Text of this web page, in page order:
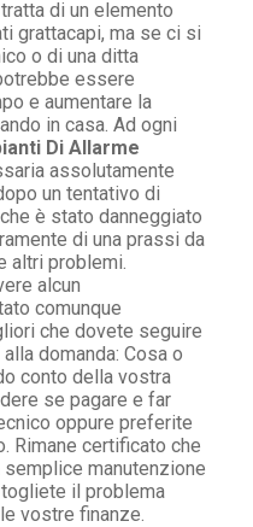
di un elemento
grattacapi, ma se ci si
o di una ditta
essere
e aumentare la
in casa. Ad ogni
Di Allarme
assolutamente
un tentativo di
è stato danneggiato
di una prassi da
altri problemi.
alcun
comunque
che dovete seguire
domanda: Cosa o
conto della vostra
se pagare e far
oppure preferite
Rimane certificato che
manutenzione
il problema
vostre finanze.